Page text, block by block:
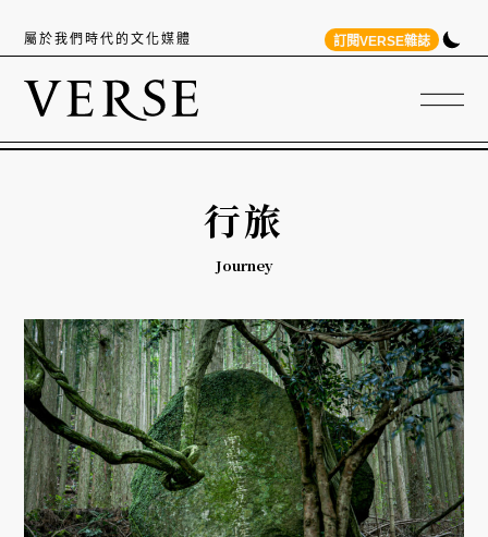
屬於我們時代的文化媒體 訂閱VERSE雜誌
行旅
Journey